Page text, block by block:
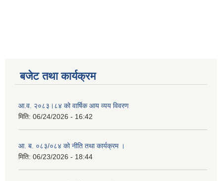
बजेट तथा कार्यक्रम
आ.व. २०८३।८४ को वार्षिक आय व्यय विवरण
मिति: 06/24/2026 - 16:42
आ. ब. ०८३/०८४ को नीति तथा कार्यक्रम ।
मिति: 06/23/2026 - 18:44